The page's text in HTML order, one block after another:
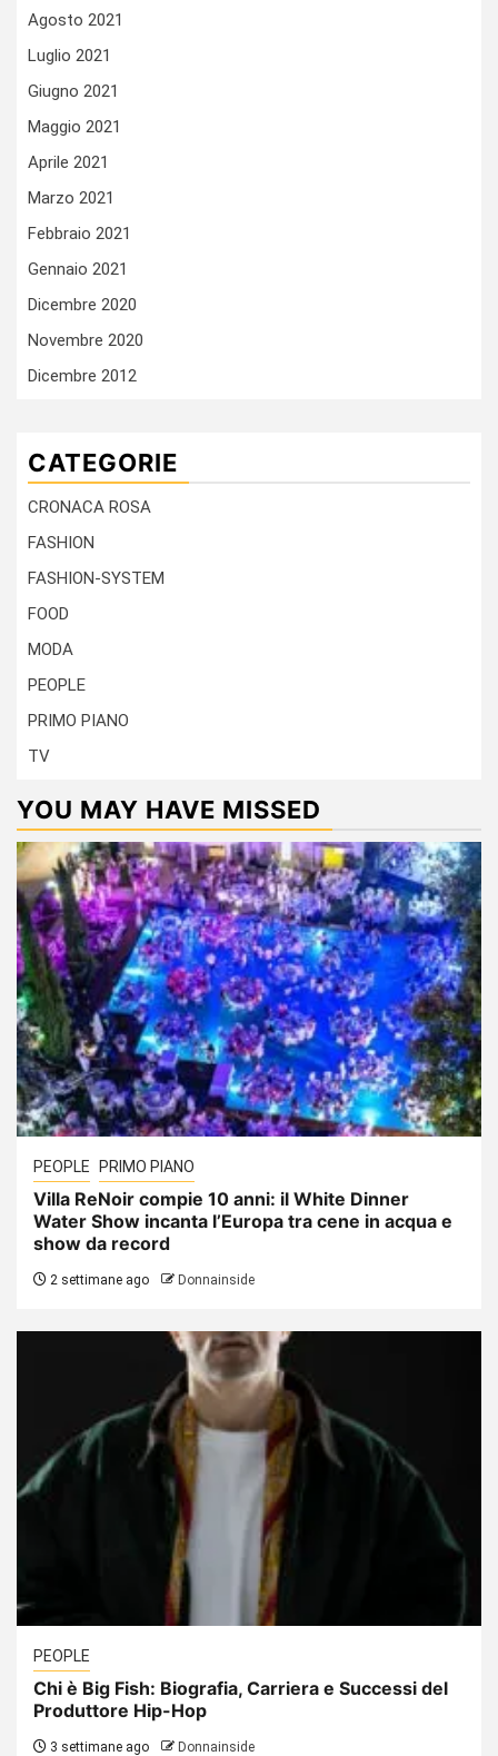
Agosto 2021
Luglio 2021
Giugno 2021
Maggio 2021
Aprile 2021
Marzo 2021
Febbraio 2021
Gennaio 2021
Dicembre 2020
Novembre 2020
Dicembre 2012
CATEGORIE
CRONACA ROSA
FASHION
FASHION-SYSTEM
FOOD
MODA
PEOPLE
PRIMO PIANO
TV
YOU MAY HAVE MISSED
PEOPLE PRIMO PIANO
Villa ReNoir compie 10 anni: il White Dinner
Water Show incanta l’Europa tra cene in acqua e
show da record
2 settimane ago Donnainside
PEOPLE
Chi è Big Fish: Biografia, Carriera e Successi del
Produttore Hip-Hop
3 settimane ago Donnainside